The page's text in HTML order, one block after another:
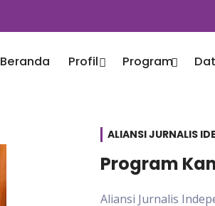
Beranda Profil Program
ALIANSI JURNALIS
Program
Aliansi Jurnalis